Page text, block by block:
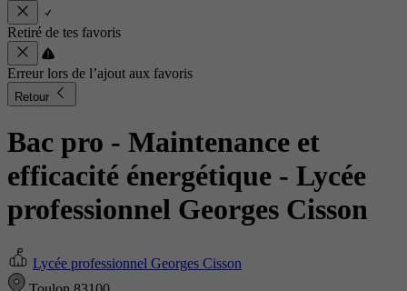
Retiré de tes favoris
Erreur lors de l’ajout aux favoris
Retour
Bac pro - Maintenance et
efficacité énergétique - Lycée
professionnel Georges Cisson
Lycée professionnel Georges Cisson